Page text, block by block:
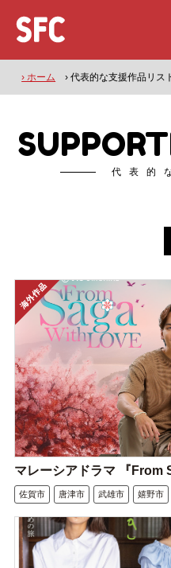
› ホーム › 代表的な支援作品リス
代表的
マレーシアドラマ 『From
佐賀市 唐津市 武雄市 嬉野市